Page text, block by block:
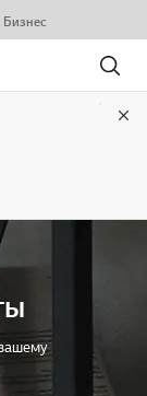
Бизнес
Поиск